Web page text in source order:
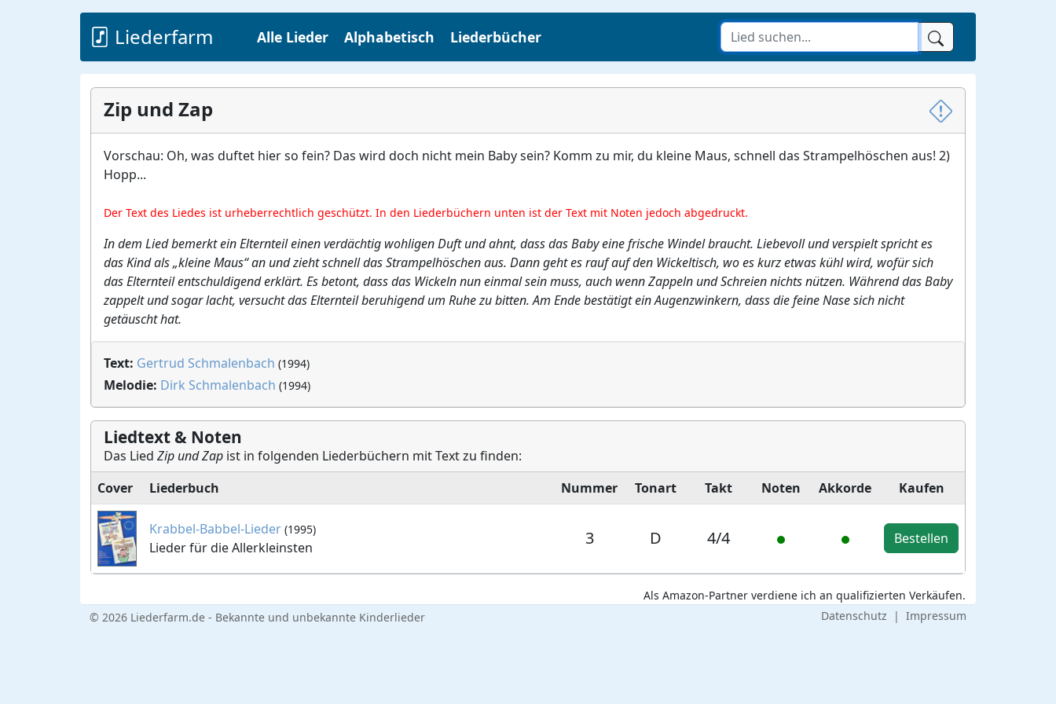
Liederfarm Alle Lieder Alphabetisch Liederbücher
Zip und Zap
Vorschau: Oh, was duftet hier so fein? Das wird doch nicht mein Baby sein? Komm zu mir, du kleine Maus, schnell das Strampelhöschen aus! 2)
Hopp...
Der Text des Liedes ist urheberrechtlich geschützt. In den Liederbüchern unten ist der Text mit Noten jedoch abgedruckt.
In dem Lied bemerkt ein Elternteil einen verdächtig wohligen Duft und ahnt, dass das Baby eine frische Windel braucht. Liebevoll und verspielt spricht es
das Kind als „kleine Maus“ an und zieht schnell das Strampelhöschen aus. Dann geht es rauf auf den Wickeltisch, wo es kurz etwas kühl wird, wofür sich
das Elternteil entschuldigend erklärt. Es betont, dass das Wickeln nun einmal sein muss, auch wenn Zappeln und Schreien nichts nützen. Während das Baby
zappelt und sogar lacht, versucht das Elternteil beruhigend um Ruhe zu bitten. Am Ende bestätigt ein Augenzwinkern, dass die feine Nase sich nicht
getäuscht hat.
Text: Gertrud Schmalenbach (1994)
Melodie: Dirk Schmalenbach (1994)
Liedtext & Noten
Das Lied Zip und Zap ist in folgenden Liederbüchern mit Text zu finden:
Cover
Liederbuch Nummer Tonart Takt Noten Akkorde Kaufen
Krabbel-Babbel-Lieder (1995)
Lieder für die Allerkleinsten 3 D 4/4 Bestellen
Als Amazon-Partner verdiene ich an qualifizierten Verkäufen.
© 2026 Liederfarm.de - Bekannte und unbekannte Kinderlieder
Datenschutz | Impressum